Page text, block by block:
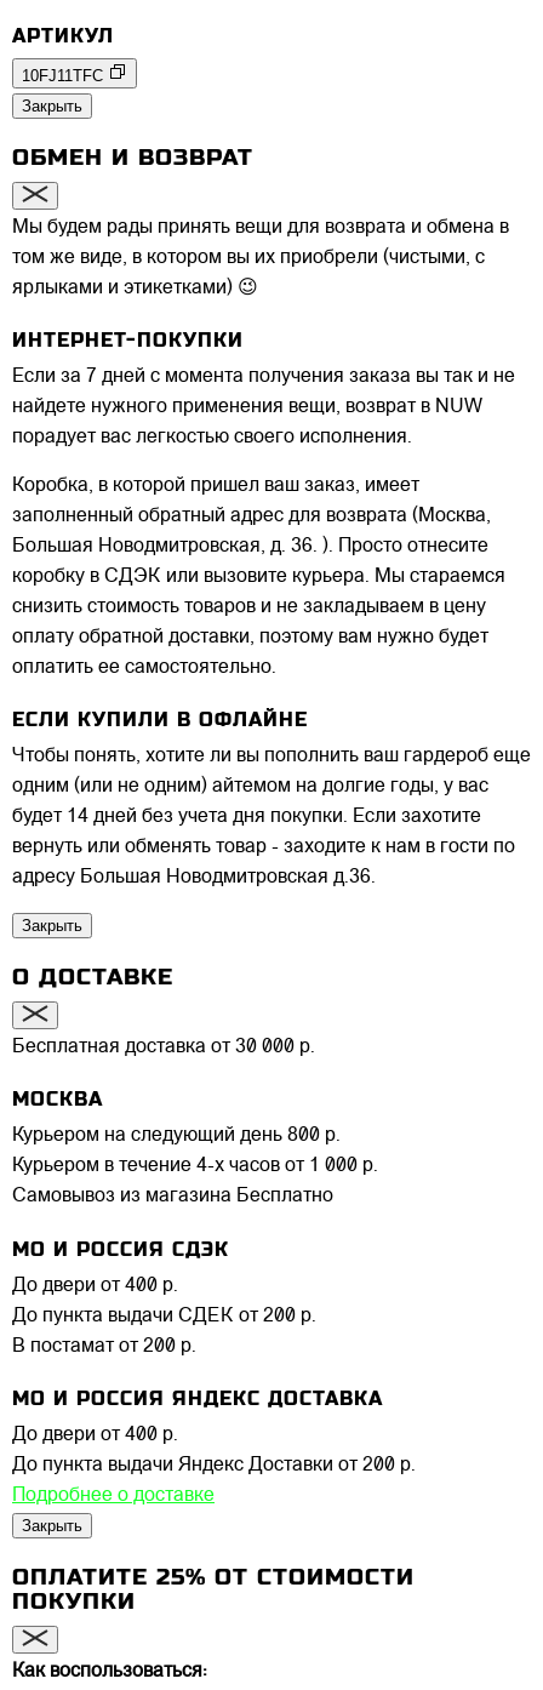
АРТИКУЛ
10FJ11TFC
Закрыть
ОБМЕН И ВОЗВРАТ
Мы будем рады принять вещи для возврата и обмена в
том же виде, в котором вы их приобрели (чистыми, с
ярлыками и этикетками) 😉
ИНТЕРНЕТ-ПОКУПКИ
Если за 7 дней с момента получения заказа вы так и не
найдете нужного применения вещи, возврат в NUW
порадует вас легкостью своего исполнения.
Коробка, в которой пришел ваш заказ, имеет
заполненный обратный адрес для возврата (Москва,
Большая Новодмитровская, д. 36. ). Просто отнесите
коробку в СДЭК или вызовите курьера. Мы стараемся
снизить стоимость товаров и не закладываем в цену
оплату обратной доставки, поэтому вам нужно будет
оплатить ее самостоятельно.
ЕСЛИ КУПИЛИ В ОФЛАЙНЕ
Чтобы понять, хотите ли вы пополнить ваш гардероб еще
одним (или не одним) айтемом на долгие годы, у вас
будет 14 дней без учета дня покупки. Если захотите
вернуть или обменять товар - заходите к нам в гости по
адресу Большая Новодмитровская д.36.
Закрыть
О ДОСТАВКЕ
Бесплатная доставка от 30 000 р.
МОСКВА
Курьером на следующий день 800 р.
Курьером в течение 4-х часов от 1 000 р.
Самовывоз из магазина Бесплатно
МО И РОССИЯ СДЭК
До двери от 400 р.
До пункта выдачи СДЕК от 200 р.
В постамат от 200 р.
МО И РОССИЯ ЯНДЕКС ДОСТАВКА
До двери от 400 р.
До пункта выдачи Яндекс Доставки от 200 р.
Подробнее о доставке
Закрыть
ОПЛАТИТЕ 25% ОТ СТОИМОСТИ
ПОКУПКИ
Как воспользоваться: